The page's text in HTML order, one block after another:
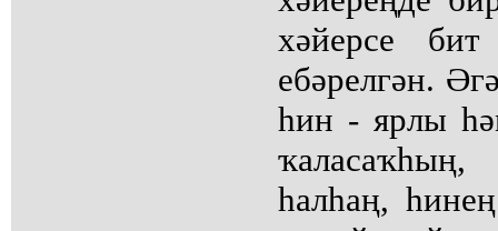
хәйерсе
ебәрелгән.
һин - ярлы
һалһаң,